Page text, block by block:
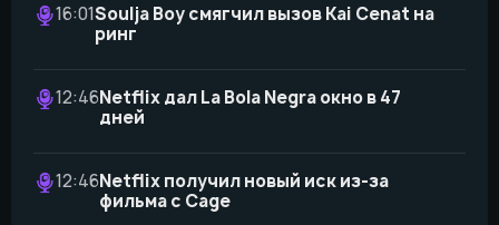
16:01Soulja Boy смягчил вызов Kai Cenat на
ринг
12:46Netflix дал La Bola Negra окно в 47
дней
12:46Netflix получил новый иск из-за
фильма с Cage